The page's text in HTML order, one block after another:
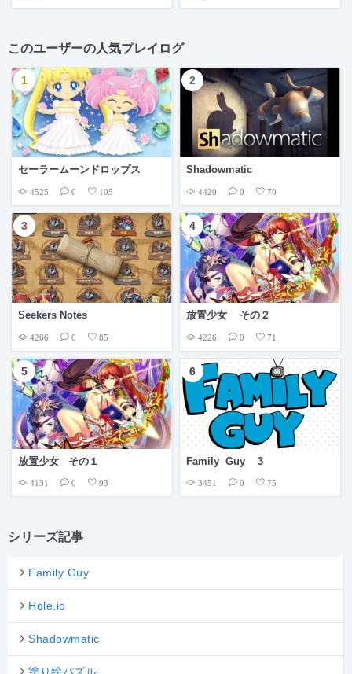
このユーザーの人気プレイログ
セーラームーンドロップス
4525 0 105
Shadowmatic
4420 0 70
Seekers Notes
4266 0 85
放置少女 その２
4226 0 71
放置少女 その１
4131 0 93
Family Guy 3
3451 0 75
シリーズ記事
Family Guy
Hole.io
Shadowmatic
塗り絵パズル